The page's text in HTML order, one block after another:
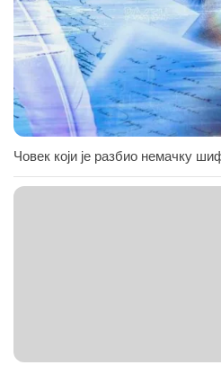
Човек који је разбио немачку